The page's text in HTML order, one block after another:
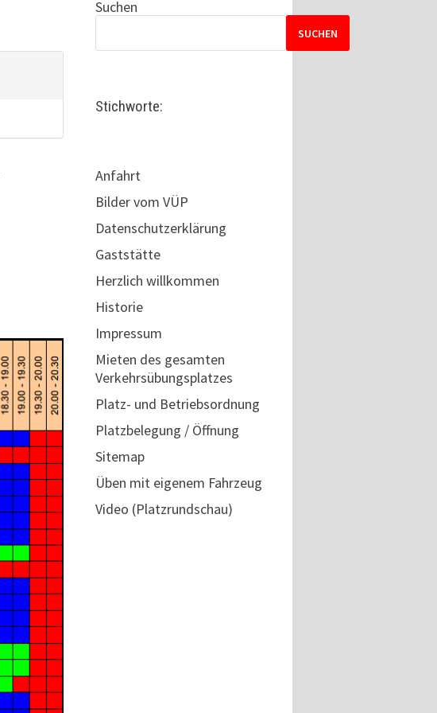
Suchen
SUCHEN
Stichworte:
Anfahrt
Bilder vom VÜP
Datenschutzerklärung
Gaststätte
Herzlich willkommen
Historie
Impressum
Mieten des gesamten
Verkehrsübungsplatzes
Platz- und Betriebsordnung
Platzbelegung / Öffnung
Sitemap
Üben mit eigenem Fahrzeug
Video (Platzrundschau)